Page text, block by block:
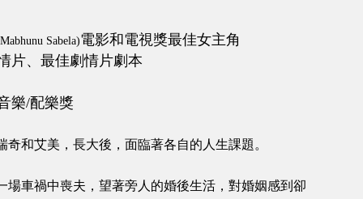
Sabela)電影和電視獎最佳女主角
片、最佳劇情片劇本
樂/配樂獎
和艾美，長大後，面臨著各自的人生課題。
車禍中喪夫，望著旁人的婚後生活，對婚姻感到卻